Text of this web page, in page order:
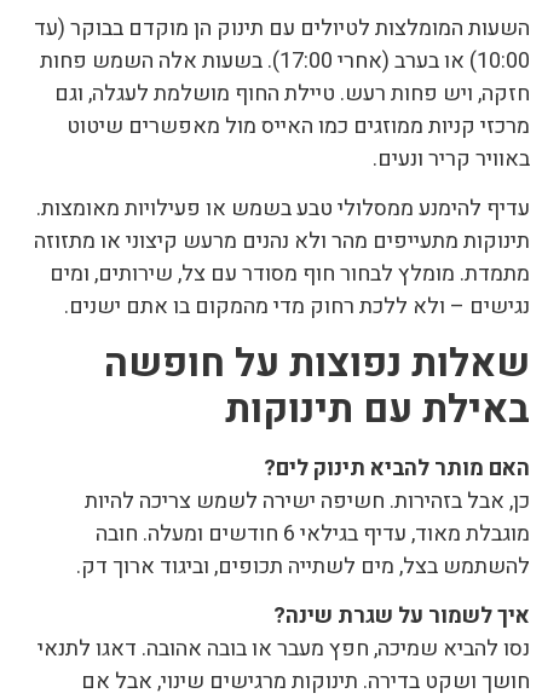
השעות המומלצות לטיולים עם תינוק הן מוקדם בבוקר (עד
10:00) או בערב (אחרי 17:00). בשעות אלה השמש פחות
חזקה, ויש פחות רעש. טיילת החוף מושלמת לעגלה, וגם
מרכזי קניות ממוזגים כמו האייס מול מאפשרים שיטוט
באוויר קריר ונעים.
עדיף להימנע ממסלולי טבע בשמש או פעילויות מאומצות.
תינוקות מתעייפים מהר ולא נהנים מרעש קיצוני או מתזוזה
מתמדת. מומלץ לבחור חוף מסודר עם צל, שירותים, ומים
נגישים – ולא ללכת רחוק מדי מהמקום בו אתם ישנים.
שאלות נפוצות על חופשה
באילת עם תינוקות
האם מותר להביא תינוק לים?
כן, אבל בזהירות. חשיפה ישירה לשמש צריכה להיות
מוגבלת מאוד, עדיף בגילאי 6 חודשים ומעלה. חובה
להשתמש בצל, מים לשתייה תכופים, וביגוד ארוך דק.
איך לשמור על שגרת שינה?
נסו להביא שמיכה, חפץ מעבר או בובה אהובה. דאגו לתנאי
חושך ושקט בדירה. תינוקות מרגישים שינוי, אבל אם